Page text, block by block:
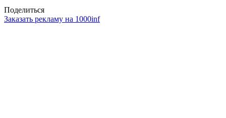
Поделиться
Заказать рекламу на 1000inf